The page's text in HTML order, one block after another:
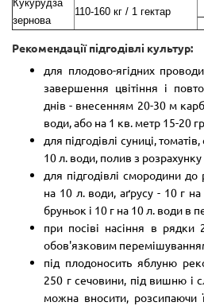
зернова
110-160 кг / 1 гектар
Рекомендації підгодівлі культур:
для плодово-ягідних
завершення цвітіння і
днів - внесенням 20-30 м
води, або на 1 кв. метр 15-20
для підгодівлі суниці,
10 л. води, полив з
для підгодівлі смородини
на 10 л. води, аґрусу - 10 г
бруньок і 10 г на 10 л. води в
при посіві насіння в
обов'язковим
під плодоносить яблуню
250 г сечовини, під вишню і
можна вносити, розсипаючи